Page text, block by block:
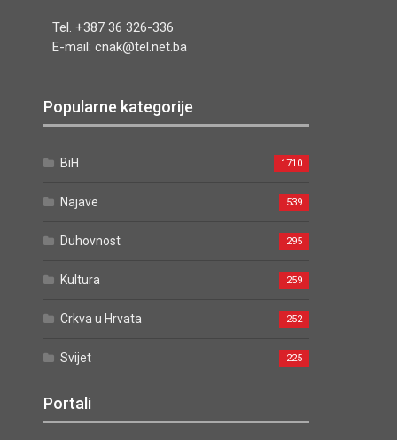
Tel. +387 36 326-336
E-mail: cnak@tel.net.ba
Popularne kategorije
BiH 1710
Najave 539
Duhovnost 295
Kultura 259
Crkva u Hrvata 252
Svijet 225
Portali